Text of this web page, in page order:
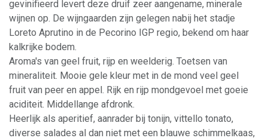
gevinifieerd levert deze druif zeer aangename, minerale
wijnen op. De wijngaarden zijn gelegen nabij het stadje
Loreto Aprutino in de Pecorino IGP regio, bekend om haar
kalkrijke bodem.
Aroma's van geel fruit, rijp en weelderig. Toetsen van
mineraliteit. Mooie gele kleur met in de mond veel geel
fruit van peer en appel. Rijk en rijp mondgevoel met goeie
aciditeit. Middellange afdronk.
Heerlijk als aperitief, aanrader bij tonijn, vittello tonato,
diverse salades al dan niet met een blauwe schimmelkaas,